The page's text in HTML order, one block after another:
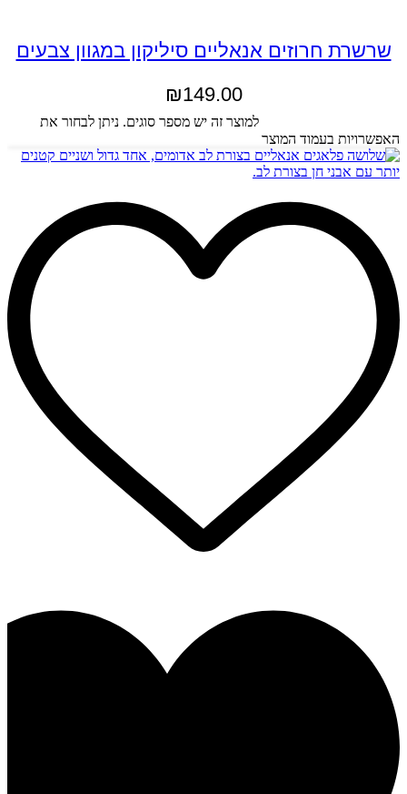
שרשרת חרוזים אנאליים סיליקון במגוון צבעים
₪149.00
למוצר זה יש מספר סוגים. ניתן לבחור את
האפשרויות בעמוד המוצר